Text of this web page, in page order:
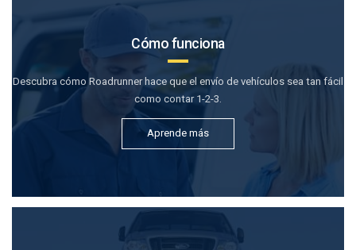
Cómo funciona
Descubra cómo Roadrunner hace que el envío de vehículos sea tan fácil
como contar 1-2-3.
Aprende más